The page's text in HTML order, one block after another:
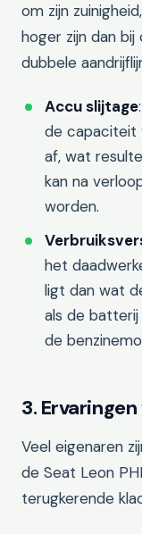
om zijn
hoger zijn dan
dubbele
Accu slijtage
de capaciteit
af, wat
kan na
worden.
het
ligt dan wat
als de
de
3.
Veel eigenaren
de Seat Leon
terugkerende